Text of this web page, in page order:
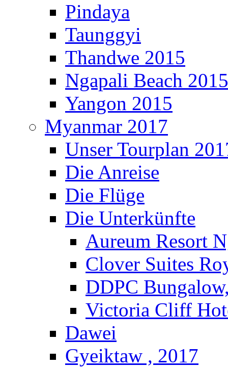
Pindaya
Taunggyi
Thandwe 2015
Ngapali Beach 2015
Yangon 2015
Myanmar 2017
Unser Tourplan
Die Anreise
Die Flüge
Die Unterkünfte
Aureum Resort
Clover Suites
DDPC
Victoria Cliff
Dawei
Gyeiktaw , 2017